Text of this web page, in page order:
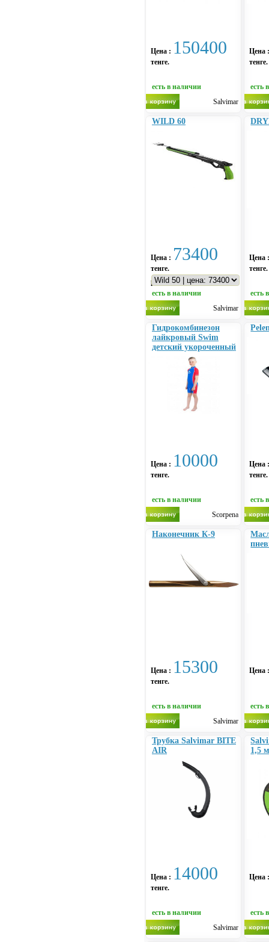
Цена : 150400
тенге.
есть в наличии
Salvimar
Цена
тенге.
есть
WILD 60
Цена : 73400
тенге.
размер
есть в наличии
Salvimar
Цена
тенге.
есть
Гидрокомбинезон
лайкровый Swim
детский укороченный
Цена : 10000
тенге.
есть в наличии
Scorpena
Цена
тенге.
есть
Наконечник К-9
Цена : 15300
тенге.
есть в наличии
Salvimar
Цена
есть
Трубка Salvimar BITE
AIR
Цена : 14000
тенге.
есть в наличии
Salvimar
1,5
Цена
есть